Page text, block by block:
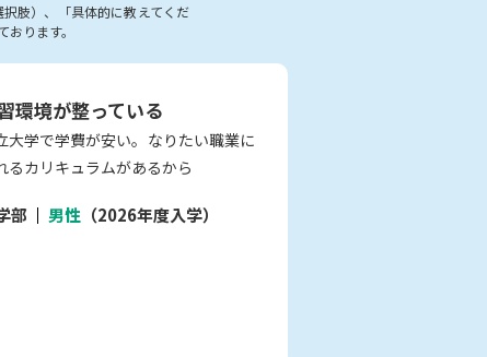
肢）、「具体的に教えてくだ
ります。
環境が整っている
大学で学費が安い。なりたい職業に
るカリキュラムがあるから
部 男性 （2026年度入学）